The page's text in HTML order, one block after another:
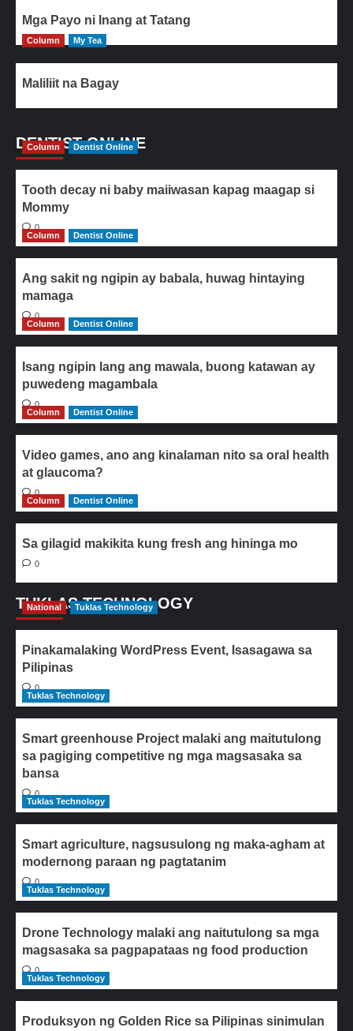
Mga Payo ni Inang at Tatang
Column My Tea
Maliliit na Bagay
DENTIST ONLINE
Column Dentist Online
Tooth decay ni baby maiiwasan kapag maagap si
Mommy
0
Column
Dentist Online
Ang sakit ng ngipin ay babala, huwag hintaying
mamaga
0
Column
Dentist Online
Isang ngipin lang ang mawala, buong katawan ay
puwedeng magambala
0
Column
Dentist Online
Video games, ano ang kinalaman nito sa oral health
at glaucoma?
0
Column
Dentist Online
Sa gilagid makikita kung fresh ang hininga mo
0
TUKLAS TECHNOLOGY
National Tuklas Technology
Pinakamalaking WordPress Event, Isasagawa sa
Pilipinas
0
Tuklas Technology
Smart greenhouse Project malaki ang maitutulong
sa pagiging competitive ng mga magsasaka sa
bansa
0
Tuklas Technology
Smart agriculture, nagsusulong ng maka-agham at
modernong paraan ng pagtatanim
0
Tuklas Technology
Drone Technology malaki ang naitutulong sa mga
magsasaka sa pagpapataas ng food production
0
Tuklas Technology
Produksyon ng Golden Rice sa Pilipinas sinimulan